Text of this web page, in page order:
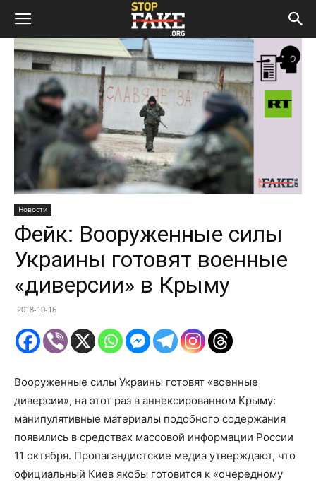
Новости
Фейк: Вооруженные силы
Украины готовят военные
«диверсии» в Крыму
2018-10-16
Вооруженные силы Украины готовят «военные
диверсии», на этот раз в аннексированном Крыму:
манипулятивные материалы подобного содержания
появились в средствах массовой информации России
11 октября. Пропагандистские медиа утверждают, что
официальный Киев якобы готовится к «очередному